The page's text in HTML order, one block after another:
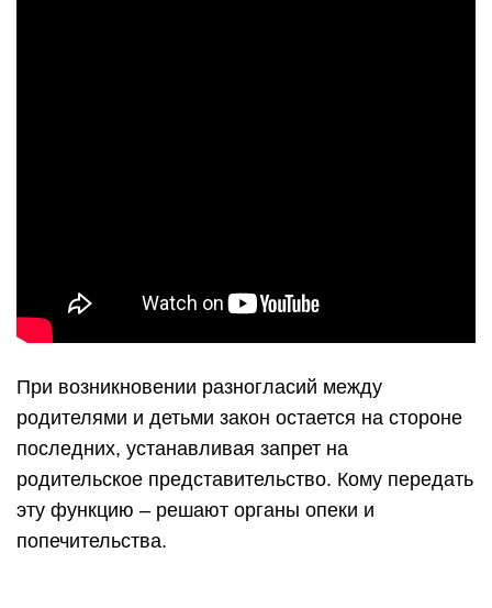
При возникновении разногласий между
родителями и детьми закон остается на стороне
последних, устанавливая запрет на
родительское представительство. Кому передать
эту функцию – решают органы опеки и
попечительства.